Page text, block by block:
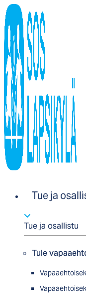
Tue ja
Tue ja osallistu
Tule